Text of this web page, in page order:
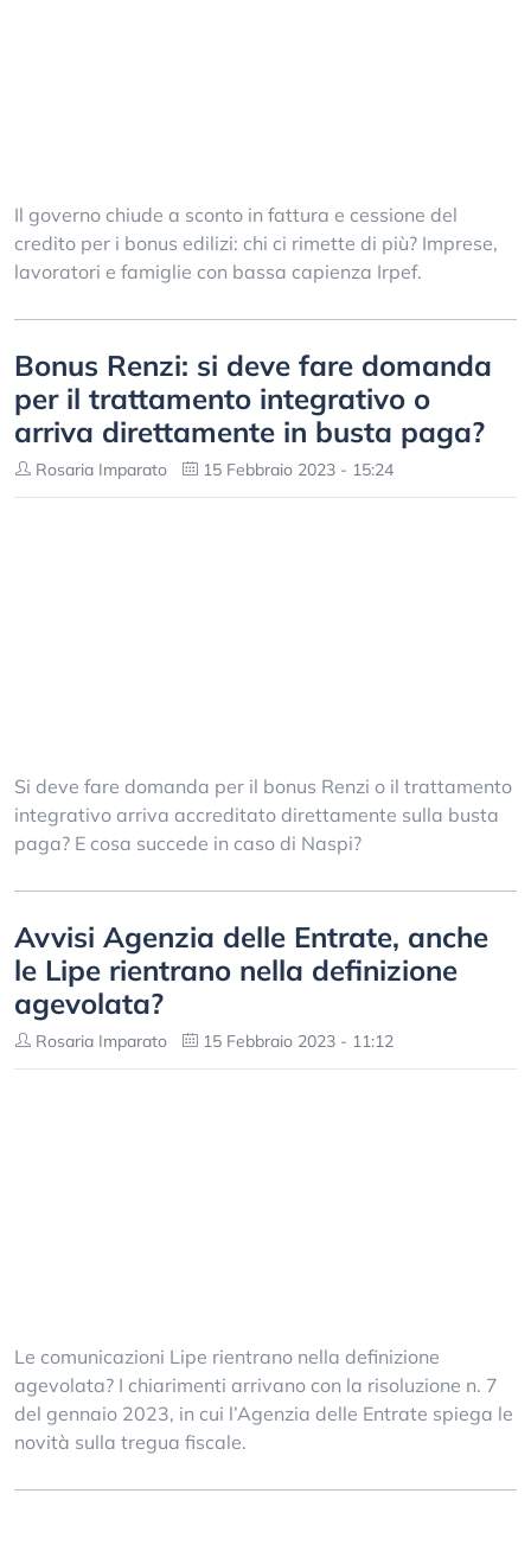
Il governo chiude a sconto in fattura e cessione del
credito per i bonus edilizi: chi ci rimette di più? Imprese,
lavoratori e famiglie con bassa capienza Irpef.
Bonus Renzi: si deve fare domanda
per il trattamento integrativo o
arriva direttamente in busta paga?
Rosaria Imparato 15 Febbraio 2023 - 15:24
Si deve fare domanda per il bonus Renzi o il trattamento
integrativo arriva accreditato direttamente sulla busta
paga? E cosa succede in caso di Naspi?
Avvisi Agenzia delle Entrate, anche
le Lipe rientrano nella definizione
agevolata?
Rosaria Imparato 15 Febbraio 2023 - 11:12
Le comunicazioni Lipe rientrano nella definizione
agevolata? I chiarimenti arrivano con la risoluzione n. 7
del gennaio 2023, in cui l’Agenzia delle Entrate spiega le
novità sulla tregua fiscale.